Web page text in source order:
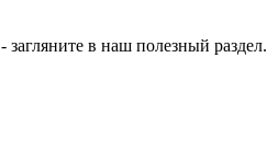
- загляните в наш полезный раздел.